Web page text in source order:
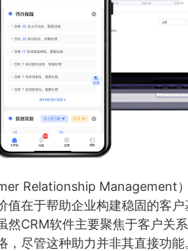
Relationship Management
值在于帮助企业构建稳固的客
然CRM软件主要聚焦于客户关
，尽管这种助力并非其直接功